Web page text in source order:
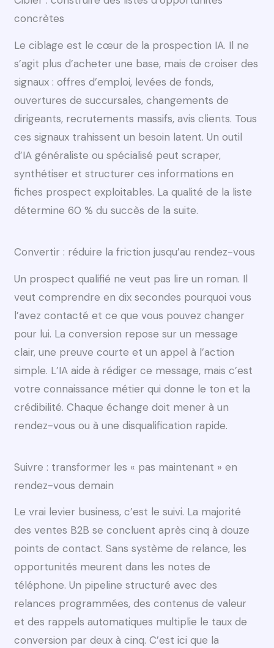
concrètes
Le ciblage est le cœur de la prospection IA. Il ne
s’agit plus d’acheter une base, mais de croiser des
signaux : offres d’emploi, levées de fonds,
ouvertures de succursales, changements de
dirigeants, recrutements massifs, avis clients. Tous
ces signaux trahissent un besoin latent. Un outil
d’IA généraliste ou spécialisé peut scraper,
synthétiser et structurer ces informations en
fiches prospect exploitables. La qualité de la liste
détermine 60 % du succès de la suite.
Convertir : réduire la friction jusqu’au rendez-vous
Un prospect qualifié ne veut pas lire un roman. Il
veut comprendre en dix secondes pourquoi vous
l’avez contacté et ce que vous pouvez changer
pour lui. La conversion repose sur un message
clair, une preuve courte et un appel à l’action
simple. L’IA aide à rédiger ce message, mais c’est
votre connaissance métier qui donne le ton et la
crédibilité. Chaque échange doit mener à un
rendez-vous ou à une disqualification rapide.
Suivre : transformer les « pas maintenant » en
rendez-vous demain
Le vrai levier business, c’est le suivi. La majorité
des ventes B2B se concluent après cinq à douze
points de contact. Sans système de relance, les
opportunités meurent dans les notes de
téléphone. Un pipeline structuré avec des
relances programmées, des contenus de valeur
et des rappels automatiques multiplie le taux de
conversion par deux à cinq. C’est ici que la